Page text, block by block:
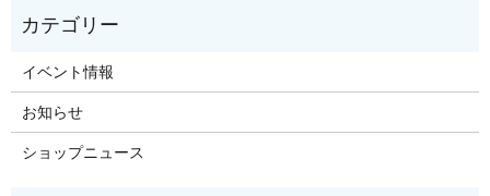
イベント情報
お知らせ
ショップニュース